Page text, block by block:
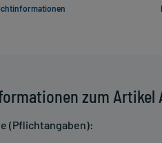
zum Artikel
(Pflichtangaben):